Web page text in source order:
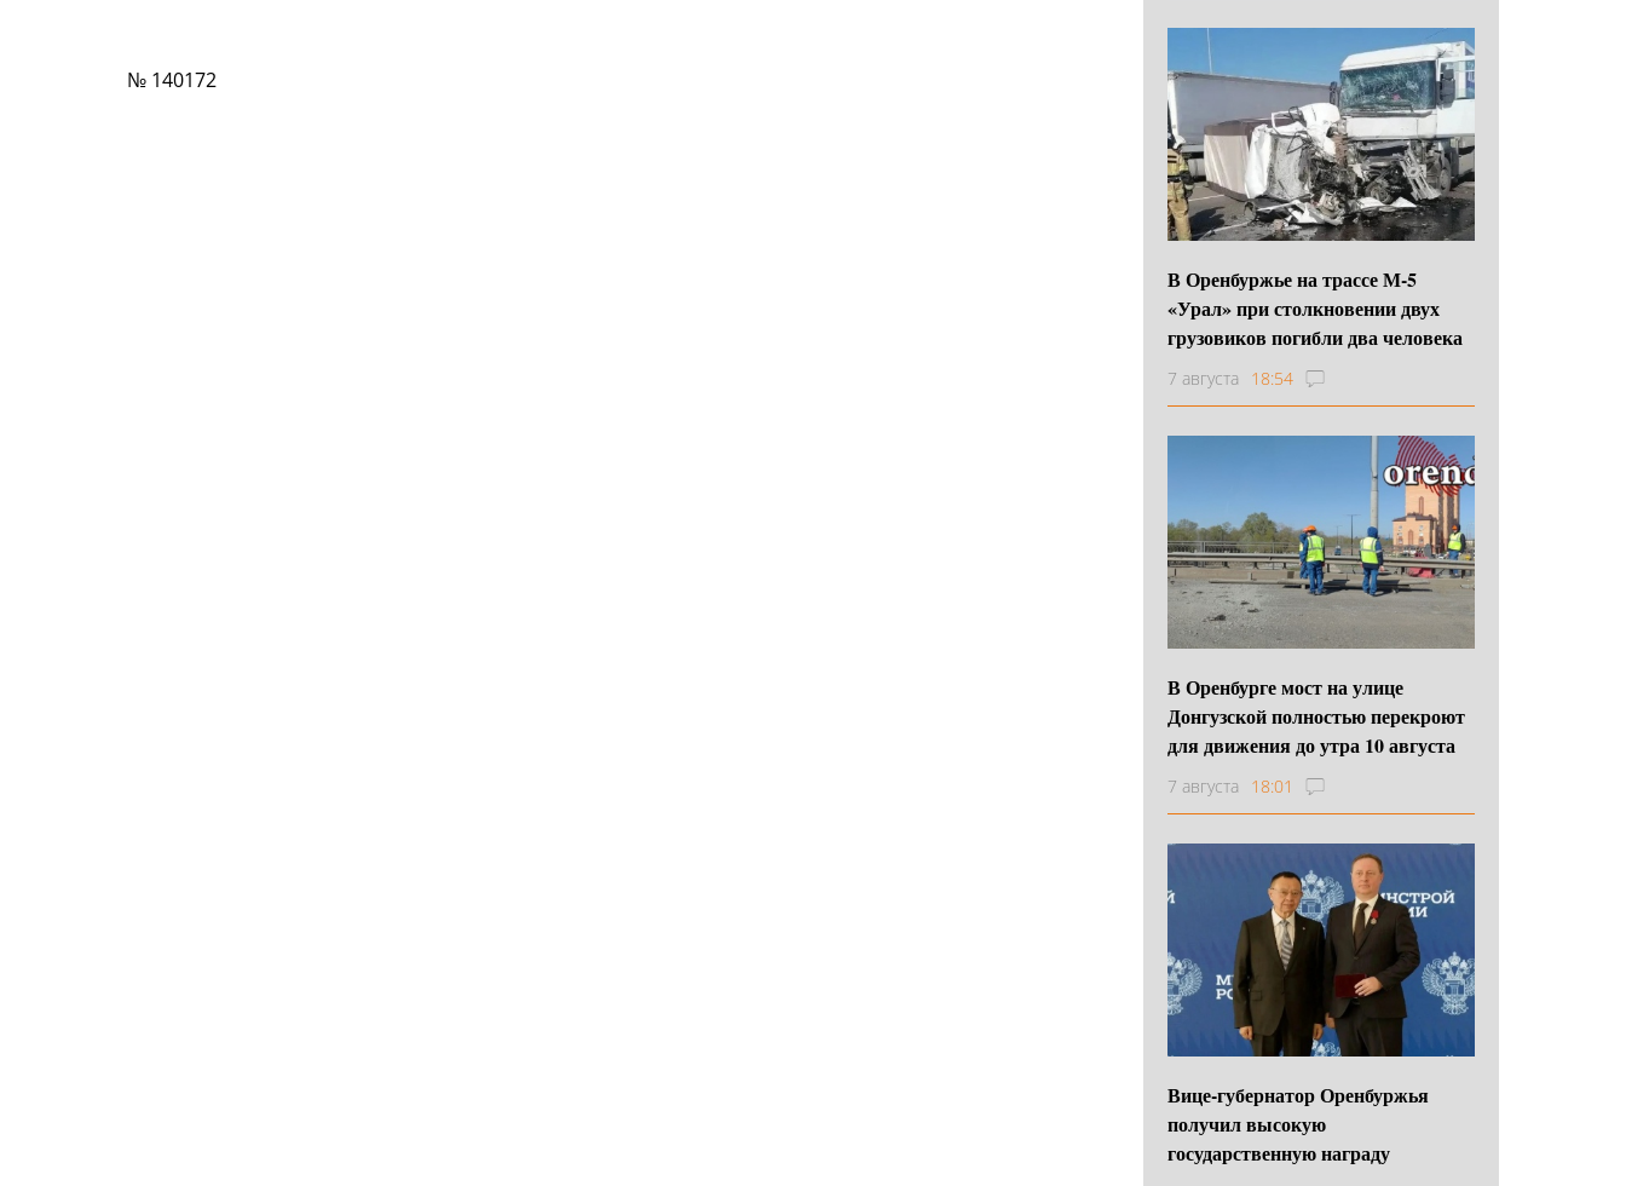
№ 140172
В Оренбуржье на трассе М-5
«Урал» при столкновении двух
грузовиков погибли два человека
7 августа 18:54
В Оренбурге мост на улице
Донгузской полностью перекроют
для движения до утра 10 августа
7 августа 18:01
Вице-губернатор Оренбуржья
получил высокую
государственную награду